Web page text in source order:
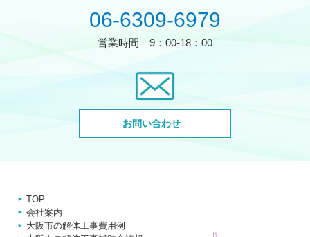
06-6309-6979
営業時間 9：00-18：00
お問い合わせ
TOP
会社案内
大阪市の解体工事費用例